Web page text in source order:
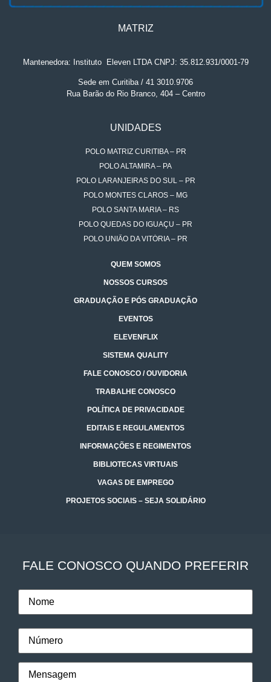
MATRIZ
Mantenedora: Instituto. Eleven LTDA CNPJ: 35.812.931/0001-79
Sede em Curitiba / 41 3010.9706
Rua Barão do Rio Branco, 404 – Centro
UNIDADES
POLO MATRIZ CURITIBA – PR
POLO ALTAMIRA – PA
POLO LARANJEIRAS DO SUL – PR
POLO MONTES CLAROS – MG
POLO SANTA MARIA – RS
POLO QUEDAS DO IGUAÇU – PR
POLO UNIÃO DA VITÓRIA – PR
QUEM SOMOS
NOSSOS CURSOS
GRADUAÇÃO E PÓS GRADUAÇÃO
EVENTOS
ELEVENFLIX
SISTEMA QUALITY
FALE CONOSCO / OUVIDORIA
TRABALHE CONOSCO
POLÍTICA DE PRIVACIDADE
EDITAIS E REGULAMENTOS
INFORMAÇÕES E REGIMENTOS
BIBLIOTECAS VIRTUAIS
VAGAS DE EMPREGO
PROJETOS SOCIAIS – SEJA SOLIDÁRIO
FALE CONOSCO QUANDO PREFERIR